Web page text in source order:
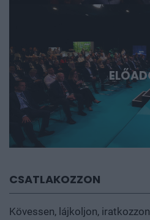
CSATLAKOZZON
Kövessen, lájkoljon,